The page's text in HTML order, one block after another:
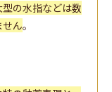
の水指などは数
ん。